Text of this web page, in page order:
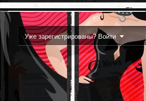
Уже зарегистрированы? Войти